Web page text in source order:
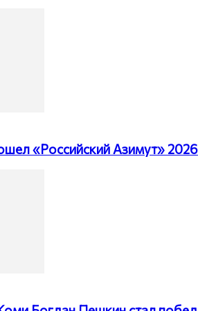
«Российский Азимут» 2026